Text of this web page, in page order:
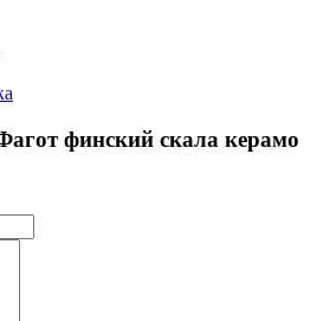
финский скала керамо